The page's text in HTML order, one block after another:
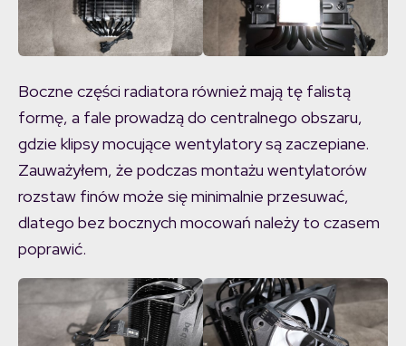
Boczne części radiatora również mają tę falistą
formę, a fale prowadzą do centralnego obszaru,
gdzie klipsy mocujące wentylatory są zaczepiane.
Zauważyłem, że podczas montażu wentylatorów
rozstaw finów może się minimalnie przesuwać,
dlatego bez bocznych mocowań należy to czasem
poprawić.